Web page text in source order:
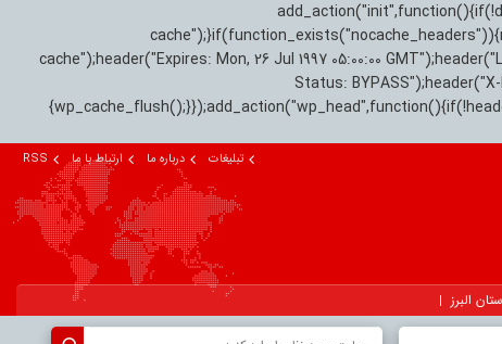
cache");header("Expires: Mon, 26 Jul 1997 05:00:00
Status:
تبلیغات درباره ما ارتباط با ما RSS
البرز